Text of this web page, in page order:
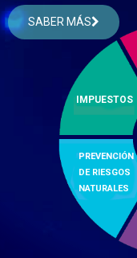
IMPUESTOS
PREVENCIÓN
DE RIESGOS
NATURALES
SABER MÁS